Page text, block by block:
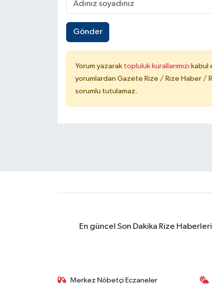
Gönder
Yorum yazarak topluluk kurallarımızı kabul
yorumlardan Gazete Rize / Rize Haber /
sorumlu tutulamaz.
En güncel Son Dakika Rize
Merkez Nöbetçi Eczaneler